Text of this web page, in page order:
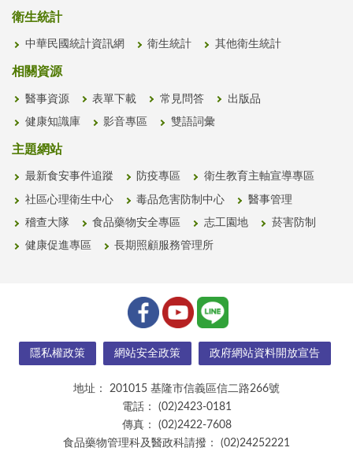
衛生統計
中華民國統計資訊網 衛生統計 其他衛生統計
相關資源
醫事資源 表單下載 常見問答 出版品
健康知識庫 影音專區 雙語詞彙
主題網站
最新食安事件追蹤 防疫專區 衛生教育主軸宣導專區
社區心理衛生中心 毒品危害防制中心 醫事管理
稽查大隊 食品藥物安全專區 志工園地 菸害防制
健康促進專區 長期照顧服務管理所
隱私權政策 網站安全政策 政府網站資料開放宣告
地址：
201015 基隆市信義區信二路266號
電話：
(02)2423-0181
傳真：
(02)2422-7608
食品藥物管理科及醫政科請撥：
(02)24252221